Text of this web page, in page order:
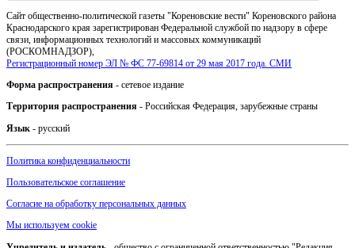
Сайт общественно-политической газеты "Кореновские вести" Кореновского района
Краснодарского края зарегистрирован Федеральной службой по надзору в сфере
связи, информационных технологий и массовых коммуникаций
(РОСКОМНАДЗОР),
Регистрационный номер ЭЛ № ФС 77-69814 от 29 мая 2017 года. СМИ
Форма распространения - сетевое издание
Территория распространения - Российская Федерация, зарубежные страны
Язык - русский
Политика конфиденциальности
Пользовательское соглашение
Согласие на обработку персональных данных
Мы используем cookie